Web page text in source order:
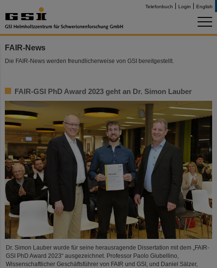
Telefonbuch Login English
FAIR-News
Die FAIR-News werden freundlicherweise von GSI bereitgestellt.
FAIR-GSI PhD Award 2023 geht an Dr. Simon Lauber
Dr. Simon Lauber wurde für seine herausragende Dissertation mit dem „FAIR-
GSI PhD Award 2023“ ausgezeichnet. Professor Paolo Giubellino,
Wissenschaftlicher Geschäftsführer von FAIR und GSI, und Daniel Sälzer,